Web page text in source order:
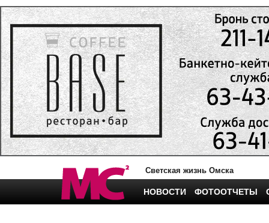
Светская жизнь Омска
НОВОСТИ ФОТООТЧЕТЫ